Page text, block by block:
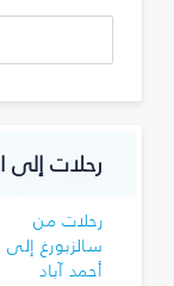
رحلات إلى
رحلات من
سالزبورغ إلى
أحمد آباد